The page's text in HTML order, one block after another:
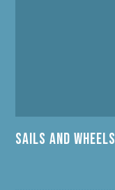
Sails and Wheels